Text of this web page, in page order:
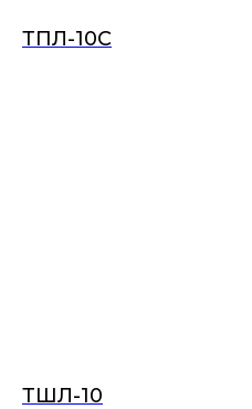
ТПЛ-10С
ТШЛ-10